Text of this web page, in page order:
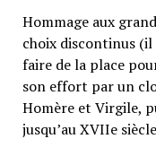
Hommage aux
choix discontinus
faire de la place
son effort par un
Homère et Virgile,
jusqu’au XVIIe